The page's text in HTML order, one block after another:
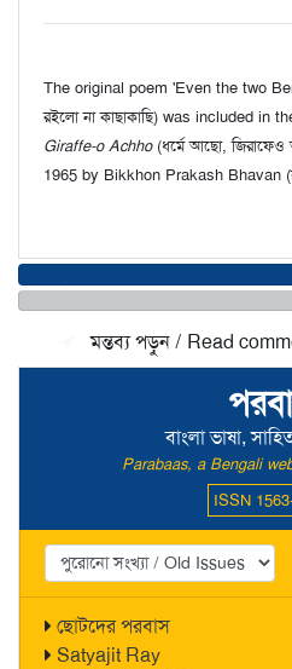
বাংলা ভাষা,
Parabaas, a Bengali
ISSN
ছোটদের পরবাস
Satyajit Ray
The original poem 'Even the two
রইলো না কাছাকাছি) was included in
Giraffe-o Achho(ধর্মে আছো,
1965 by Bikkhon Prakash Bhavan
মন্তব্য জমা দিন / Make a
মন্তব্য পড়ুন / Read